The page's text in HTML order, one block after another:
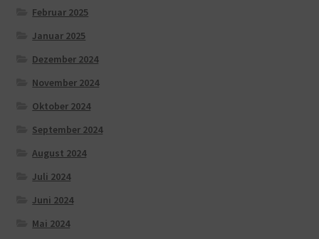
Februar 2025
Januar 2025
Dezember 2024
November 2024
Oktober 2024
September 2024
August 2024
Juli 2024
Juni 2024
Mai 2024